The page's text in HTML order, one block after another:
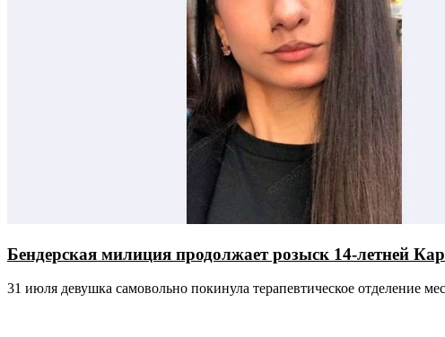
Бендерская милиция продолжает розыск 14-летней
31 июля девушка самовольно покинула терапевтическое отделение